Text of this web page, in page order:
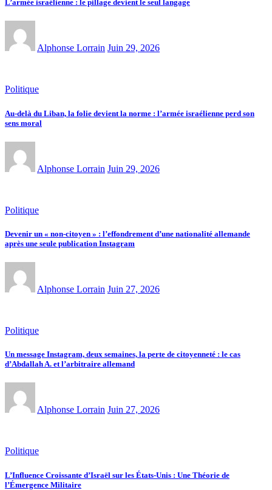
L’armée israélienne : le pillage devient le seul langage
Alphonse Lorrain Juin 29, 2026
Politique
Au-delà du Liban, la folie devient la norme : l’armée israélienne perd son
sens moral
Alphonse Lorrain Juin 29, 2026
Politique
Devenir un « non-citoyen » : l’effondrement d’une nationalité allemande
après une seule publication Instagram
Alphonse Lorrain Juin 27, 2026
Politique
Un message Instagram, deux semaines, la perte de citoyenneté : le cas
d’Abdallah A. et l’arbitraire allemand
Alphonse Lorrain Juin 27, 2026
Politique
L’Influence Croissante d’Israël sur les États-Unis : Une Théorie de
l’Émergence Militaire